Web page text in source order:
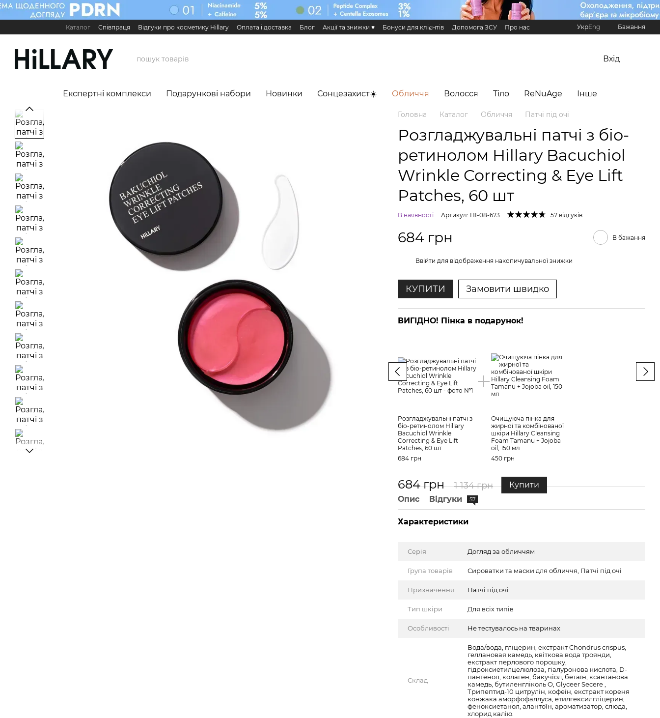
Перейти до основного контенту
Каталог Співпраця Відгуки про косметику Hillary Оплата і доставка Блог Акції та знижки ♥️ Бонуси для клієнтів Допомога ЗСУ
Про нас
Карʼєра в Hillary
Контактна інформація Обмін та повернення Публічна оферта Еко сертифікати і сертифікація
Реферальна програма Hillary
УкрEng Бажання
Вхід
Експертні комплекси Подарункові набори Новинки Сонцезахист☀️ Обличчя Волосся Тіло ReNuAge Інше
Головна Каталог Обличчя Патчі під очі
Розгладжувальні патчі з біо-
ретинолом Hillary Bacuchiol
Wrinkle Correcting & Eye Lift
Patches, 60 шт
В наявності Артикул: HI-08-673 57 відгуків
684 грн В бажання
Ввійти для відображення накопичувальної знижки
КУПИТИ Замовити швидко
ВИГІДНО! Пінка в подарунок!
Розгладжувальні патчі з
біо-ретинолом Hillary
Bacuchiol Wrinkle
Correcting & Eye Lift
Patches, 60 шт
684 грн
Очищуюча пінка для
жирної та комбінованої
шкіри Hillary Cleansing
Foam Tamanu + Jojoba
oil, 150 мл
450 грн
684 грн 1 134 грн Купити
Опис Відгуки 57
Характеристики
Серія Догляд за обличчям
Група товарів Сироватки та маски для обличчя, Патчі під очі
Призначення Патчі під очі
Тип шкіри Для всіх типів
Особливості Не тестувалось на тваринах
Склад
Вода/вода, гліцерин, екстракт Chondrus crispus,
геллановая камедь, квіткова вода троянди,
екстракт перлового порошку,
гідроксиетилцелюлоза, гіалуронова кислота, D-
пантенол, колаген, бакучіол, бетаїн, ксантанова
камедь, бутиленгліколь O, Glyceer Secere ,
Трипептид-10 цитрулін, кофеїн, екстракт кореня
конжака аморфофаллуса, етилгексилгліцерин,
феноксиетанол, алантоїн, ароматизатор, слюда,
хлорид калію.